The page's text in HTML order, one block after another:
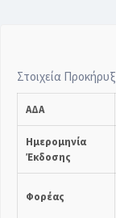
Στοιχεία
ΑΔΑ
Ημερομηνία
Έκδοσης
Φορέας